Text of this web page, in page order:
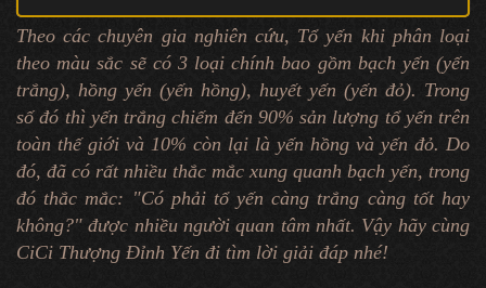
Theo các chuyên gia nghiên cứu, Tổ yến khi phân loại
theo màu sắc sẽ có 3 loại chính bao gồm bạch yến (yến
trắng), hồng yến (yến hồng), huyết yến (yến đỏ). Trong
số đó thì yến trắng chiếm đến 90% sản lượng tổ yến trên
toàn thế giới và 10% còn lại là yến hồng và yến đỏ. Do
đó, đã có rất nhiều thắc mắc xung quanh bạch yến, trong
đó thắc mắc: "Có phải tổ yến càng trắng càng tốt hay
không?" được nhiều người quan tâm nhất. Vậy hãy cùng
CiCi Thượng Đỉnh Yến đi tìm lời giải đáp nhé!